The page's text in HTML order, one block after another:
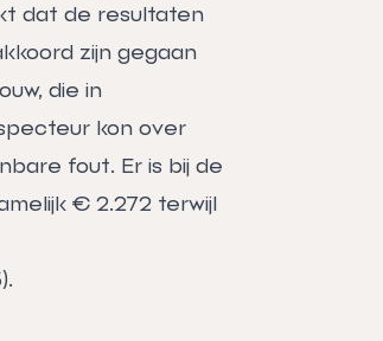
dat de resultaten
zijn gegaan
die in
kon over
fout. Er is bij de
€ 2.272 terwijl